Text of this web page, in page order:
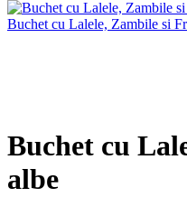
Buchet cu Lalele, Zambile si
Buchet cu
albe